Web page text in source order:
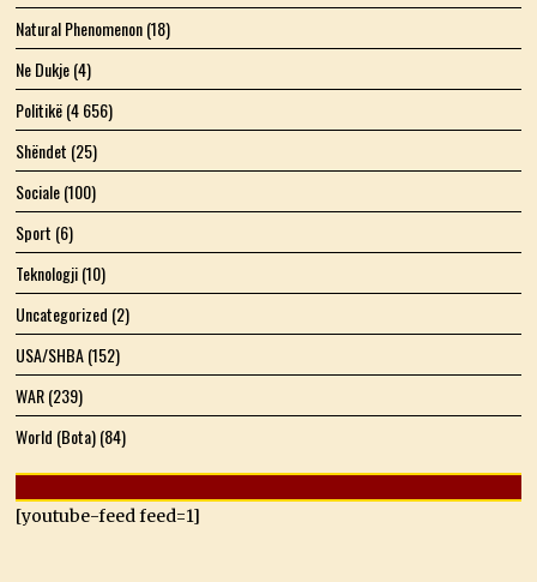
Natural Phenomenon(18)
Ne Dukje(4)
Politikë(4 656)
Shëndet (25)
Sociale(100)
Sport (6)
Teknologji(10)
Uncategorized (2)
USA/SHBA(152)
WAR(239)
World (Bota)(84)
[youtube-feed feed=1]